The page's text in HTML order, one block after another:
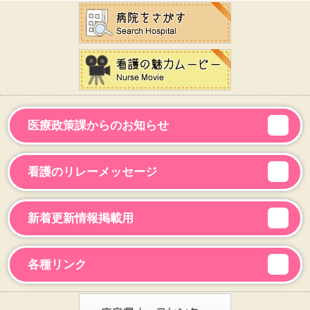
医療政策課からのお知らせ
看護のリレーメッセージ
新着更新情報掲載用
各種リンク